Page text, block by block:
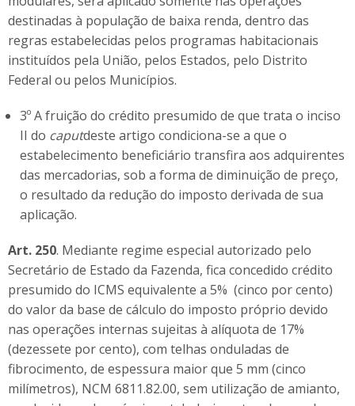
destinadas à população de baixa renda, dentro das
regras estabelecidas pelos programas habitacionais
instituídos pela União, pelos Estados, pelo Distrito
Federal ou pelos Municípios.
3º A fruição do crédito presumido de que trata o inciso
II do caputdeste artigo condiciona-se a que o
estabelecimento beneficiário transfira aos adquirentes
das mercadorias, sob a forma de diminuição de preço,
o resultado da redução do imposto derivada de sua
aplicação.
Art. 250. Mediante regime especial autorizado pelo
Secretário de Estado da Fazenda, fica concedido crédito
presumido do ICMS equivalente a 5% (cinco por cento)
do valor da base de cálculo do imposto próprio devido
nas operações internas sujeitas à alíquota de 17%
(dezessete por cento), com telhas onduladas de
fibrocimento, de espessura maior que 5 mm (cinco
milímetros), NCM 6811.82.00, sem utilização de amianto,